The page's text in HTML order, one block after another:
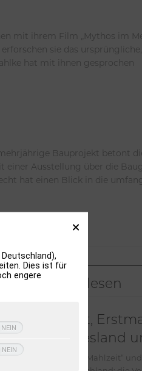
mit ihrem Film „Mythos im
sie das
hat mit ihnen gesprochen
Bauprojekt betont
Ausstellung über die
hat einen Blick in die
Meistgelesen
Mahlzeit,
Nordfriesland
Jeder kennt „Mahlzeit“
Dies ist für
engere